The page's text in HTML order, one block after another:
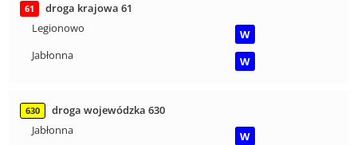
61
droga krajowa 61
Legionowo
W
Jabłonna
W
630
droga wojewódzka 630
Jabłonna
W